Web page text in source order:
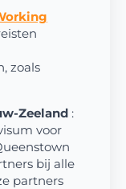
zoals
Zeeland :
voor
bij alle
partners